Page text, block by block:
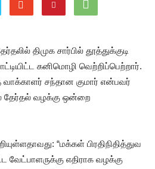
திமுக சார்பில் தூத்துக்குடி
கனிமொழி வெற்றிப்பெற்றார்.
சந்தான குமார் என்பவர்
தேர்தல் வழக்கு ஒன்றை
“மக்கள் பிரதிநிதித்துவ
வேட்பாளருக்கு எதிராக வழக்கு